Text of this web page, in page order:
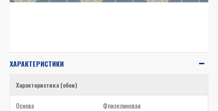
ХАРАКТЕРИСТИКИ
Характеристика (обои)
Основа Флизелиновая